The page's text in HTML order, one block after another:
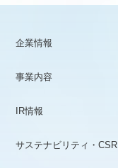
企業情報
事業内容
IR情報
サステナビリティ・CSR